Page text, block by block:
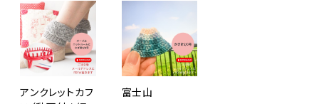
アンクレットカフ
富士山